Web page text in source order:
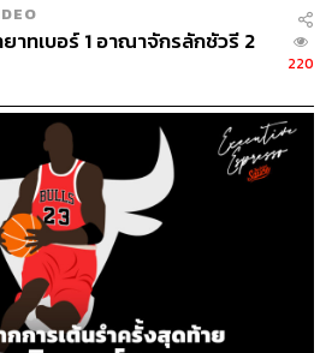
าทเบอร์ 1 อาณาจักรลักชัวรี 2
220